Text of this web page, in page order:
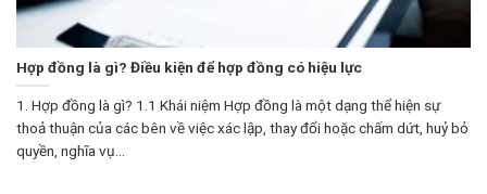
Hợp đồng là gì? Điều kiện để hợp đồng có hiệu lực
1. Hợp đồng là gì? 1.1 Khái niệm Hợp đồng là một dạng thể hiện sự
thoả thuận của các bên về việc xác lập, thay đổi hoặc chấm dứt, huỷ bỏ
quyền, nghĩa vụ...